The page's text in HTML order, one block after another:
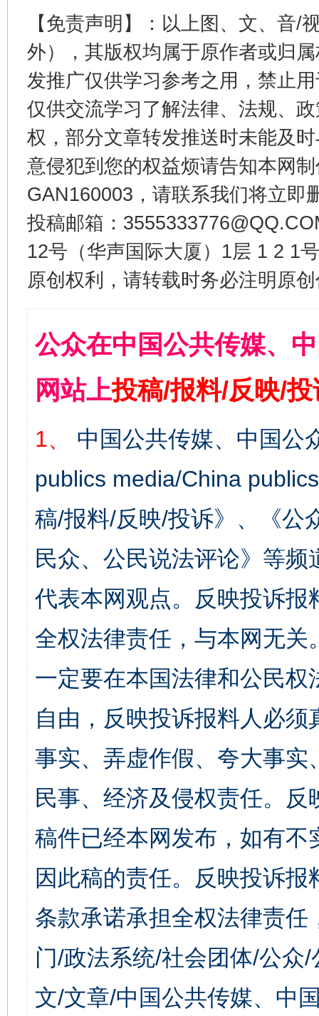
【免责声明】：以上图、文、音/
外），其版权均属于原作者或归
发推广仅供学习参考之用，禁止
仅供交流学习了解法律、法规、
权，部分文章转发推送时未能及
意侵犯到您的权益烦请告知本网
GAN160003，请联系我们将立即
投稿邮箱：
12号（华声国际大厦）1层 1 2 1
原创权利，请转载时务必注明原
公众在中国公共传媒、
网站上投稿/报料/反映/
1、
中国公共传媒、中国公
publics media/China
稿/报料/反映/投诉》、《公
民众、公民说法评论》等
代表本网观点。反映投诉
全权法律责任，与本网无
一定要在本国法律和公民
自由，反映投诉报料人必
事实、弄虚作假、夸大事
民事、经济及侵权责任。
稿件已经本网发布，如有
因此稿的责任。反映投诉
条款承诺承担全权法律责
门/政法系统/社会团体/公众
文/文章/中国公共传媒、中